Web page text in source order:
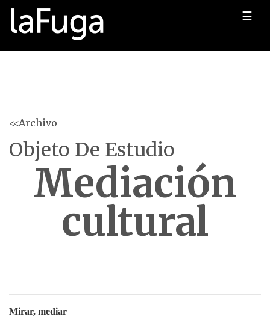
☰
<<Archivo
Objeto De Estudio
Mediación
cultural
Mirar, mediar